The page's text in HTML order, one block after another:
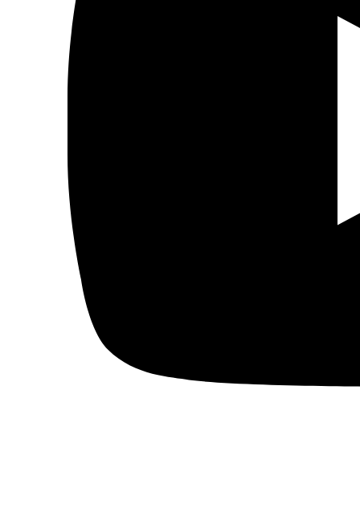
Humor Árabe
Cultura
Prensa árabe
Artículos traducidos
Viñetas
Libertad de expresión
Actualidad de medios árabes